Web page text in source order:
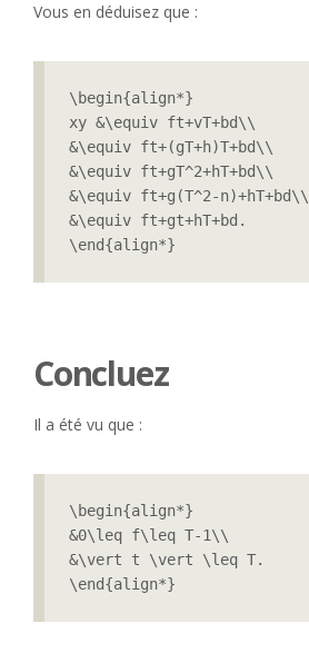
Vous en déduisez que :
\begin{align*}
xy &\equiv ft+vT+bd\\
&\equiv ft+(gT+h)T+bd\\
&\equiv ft+gT^2+hT+bd\\
&\equiv ft+g(T^2-n)+hT+bd\\
&\equiv ft+gt+hT+bd.
\end{align*}
Concluez
Il a été vu que :
\begin{align*}
&0\leq f\leq T-1\\
&\vert t \vert \leq T.